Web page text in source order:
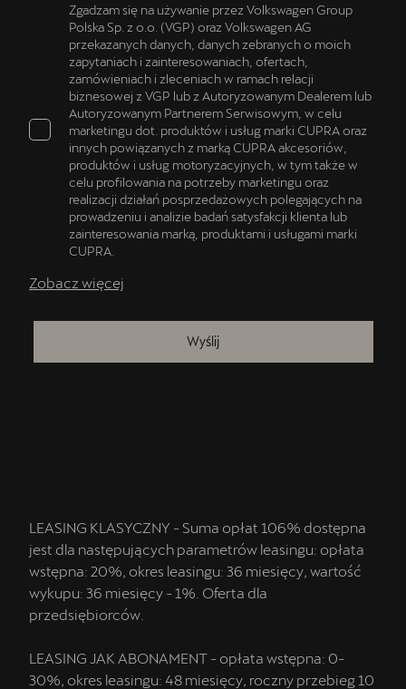
Zgadzam się na używanie przez Volkswagen Group
Polska Sp. z o.o. (VGP) oraz Volkswagen AG
przekazanych danych, danych zebranych o moich
zapytaniach i zainteresowaniach, ofertach,
zamówieniach i zleceniach w ramach relacji
biznesowej z VGP lub z Autoryzowanym Dealerem lub
Autoryzowanym Partnerem Serwisowym, w celu
marketingu dot. produktów i usług marki CUPRA oraz
innych powiązanych z marką CUPRA akcesoriów,
produktów i usług motoryzacyjnych, w tym także w
celu profilowania na potrzeby marketingu oraz
realizacji działań posprzedażowych polegających na
prowadzeniu i analizie badań satysfakcji klienta lub
zainteresowania marką, produktami i usługami marki
CUPRA.
Zobacz więcej
Wyślij
LEASING KLASYCZNY - Suma opłat 106% dostępna
jest dla następujących parametrów leasingu: opłata
wstępna: 20%, okres leasingu: 36 miesięcy, wartość
wykupu: 36 miesięcy - 1%. Oferta dla
przedsiębiorców.
LEASING JAK ABONAMENT - opłata wstępna: 0-
30%, okres leasingu: 48 miesięcy, roczny przebieg 10